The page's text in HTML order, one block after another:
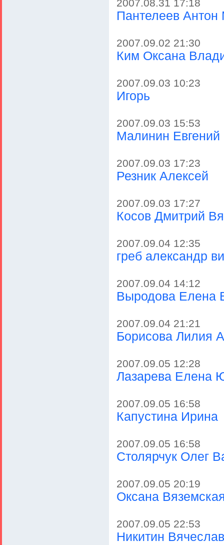
2007.08.31 17:18
Пантелеев Антон
2007.09.02 21:30
Ким Оксана
2007.09.03 10:23
Игорь
2007.09.03 15:53
Малинин Евгений
2007.09.03 17:23
Резник Алексей
2007.09.03 17:27
Косов Дмитрий
2007.09.04 12:35
греб александр
2007.09.04 14:12
Выродова Елена
2007.09.04 21:21
Борисова Лилия
2007.09.05 12:28
Лазарева Елена
2007.09.05 16:58
Капустина Ирина
2007.09.05 16:58
Столярчук Олег
2007.09.05 20:19
Оксана
2007.09.05 22:53
Никитин Вячеслав